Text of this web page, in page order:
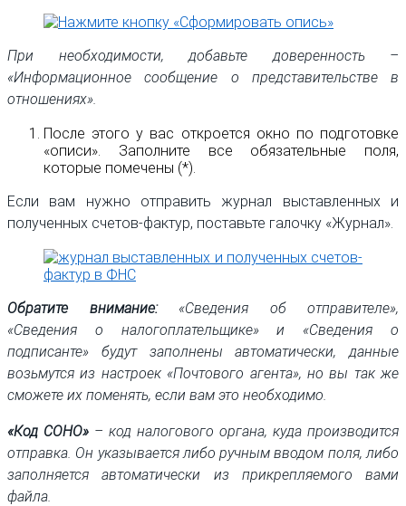
При необходимости, добавьте доверенность –
«Информационное сообщение о представительстве в
отношениях».
После этого у вас откроется окно по подготовке
«описи». Заполните все обязательные поля,
которые помечены (*).
Если вам нужно отправить журнал выставленных и
полученных счетов-фактур, поставьте галочку «Журнал».
Обратите внимание:«Сведения об отправителе»,
«Сведения о налогоплательщике» и «Сведения о
подписанте» будут заполнены автоматически, данные
возьмутся из настроек «Почтового агента», но вы так же
сможете их поменять, если вам это необходимо.
«Код СОНО» – код налогового органа, куда производится
отправка. Он указывается либо ручным вводом поля, либо
заполняется автоматически из прикрепляемого вами
файла.